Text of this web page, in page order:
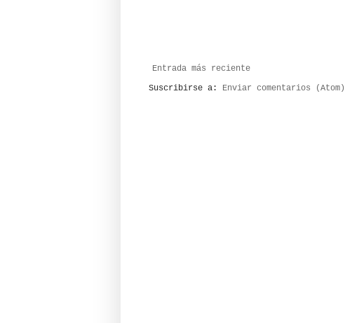
Entrada más reciente
Suscribirse a: Enviar comentarios (Atom)